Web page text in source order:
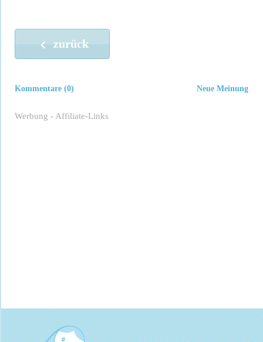
zurück
Neue Meinung
Kommentare (0)
Werbung - Affiliate-Links